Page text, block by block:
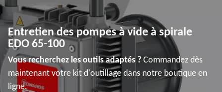
Entretien des pompes à vide à spirale
EDO 65-100
Vous recherchez les outils adaptés ?Commandez dès
maintenant votre kit d'outillage dans notre boutique en
ligne.